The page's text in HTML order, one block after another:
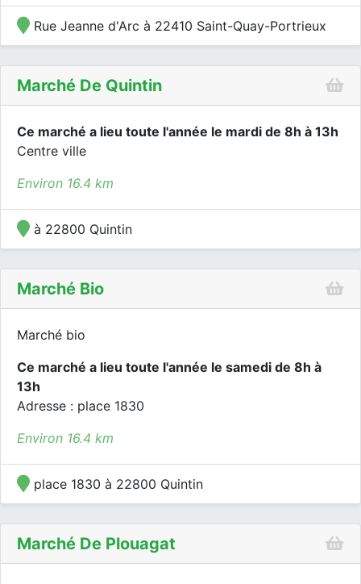
Rue Jeanne d'Arc à 22410 Saint-Quay-Portrieux
Marché De Quintin
Ce marché a lieu toute l'année le mardi de 8h à 13h
Centre ville
Environ 16.4 km
à 22800 Quintin
Marché Bio
Marché bio
Ce marché a lieu toute l'année le samedi de 8h à
13h
Adresse : place 1830
Environ 16.4 km
place 1830 à 22800 Quintin
Marché De Plouagat